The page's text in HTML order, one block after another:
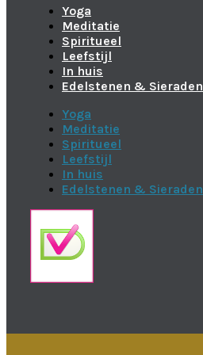
Yoga
Meditatie
Spiritueel
Leefstijl
In huis
Edelstenen & Sieraden
Yoga
Meditatie
Spiritueel
Leefstijl
In huis
Edelstenen & Sieraden